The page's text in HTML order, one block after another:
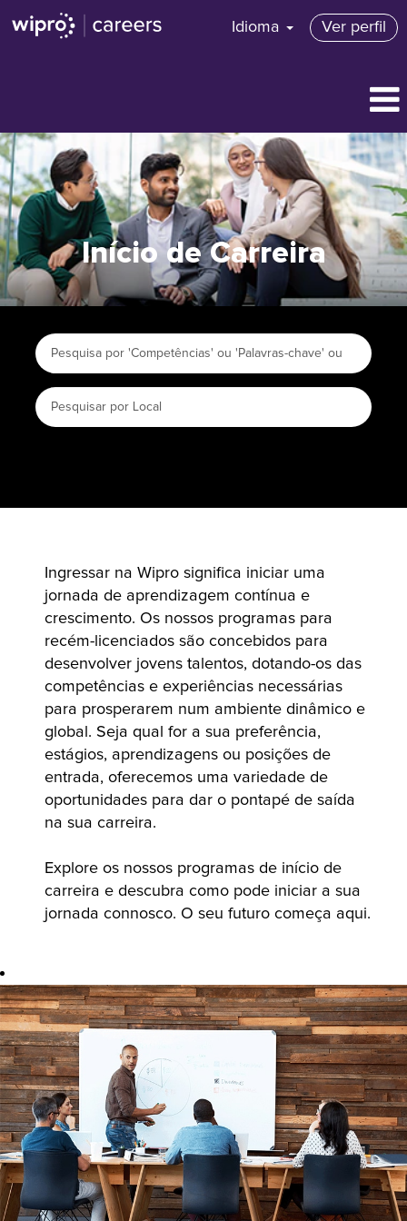
Idioma Ver perfil
Início de Carreira
Ingressar na Wipro significa iniciar uma
jornada de aprendizagem contínua e
crescimento. Os nossos programas para
recém-licenciados são concebidos para
desenvolver jovens talentos, dotando-os das
competências e experiências necessárias
para prosperarem num ambiente dinâmico e
global. Seja qual for a sua preferência,
estágios, aprendizagens ou posições de
entrada, oferecemos uma variedade de
oportunidades para dar o pontapé de saída
na sua carreira.
Explore os nossos programas de início de
carreira e descubra como pode iniciar a sua
jornada connosco. O seu futuro começa aqui.